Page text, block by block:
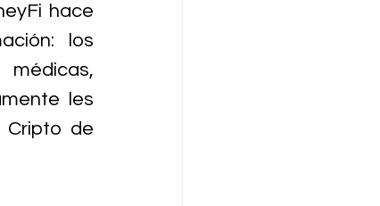
hace
los
les
Cripto de